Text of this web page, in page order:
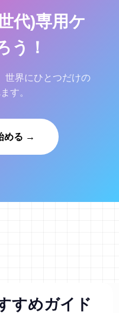
代)専用ケ
う！
世界にひとつだけの
す。
める →
すめガイド